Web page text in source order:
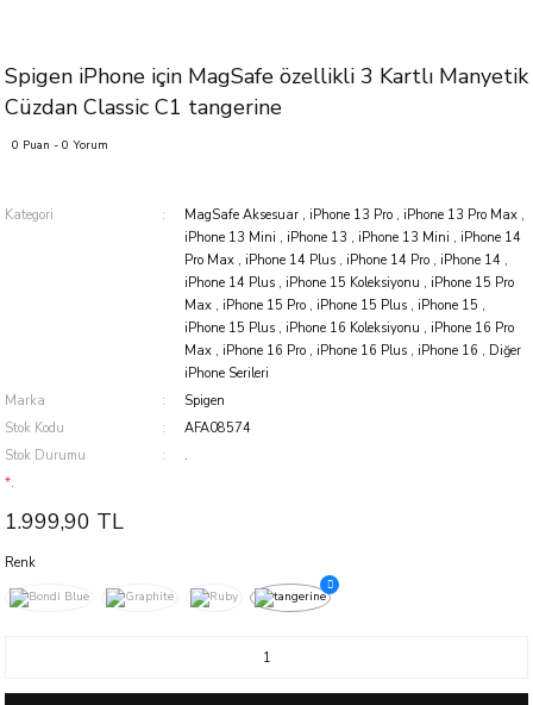
Spigen iPhone için MagSafe özellikli 3 Kartlı Manyetik
Cüzdan Classic C1 tangerine
0 Puan - 0 Yorum
Kategori MagSafe Aksesuar , iPhone 13 Pro , iPhone 13 Pro Max ,
iPhone 13 Mini , iPhone 13 , iPhone 13 Mini , iPhone 14
Pro Max , iPhone 14 Plus , iPhone 14 Pro , iPhone 14 ,
iPhone 14 Plus , iPhone 15 Koleksiyonu , iPhone 15 Pro
Max , iPhone 15 Pro , iPhone 15 Plus , iPhone 15 ,
iPhone 15 Plus , iPhone 16 Koleksiyonu , iPhone 16 Pro
Max , iPhone 16 Pro , iPhone 16 Plus , iPhone 16 , Diğer
iPhone Serileri
Marka
Spigen
Stok Kodu
AFA08574
Stok Durumu
.
*.
1.999,90 TL
Renk